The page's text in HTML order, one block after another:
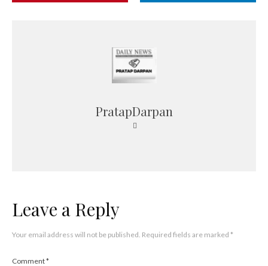
PratapDarpan
Leave a Reply
Your email address will not be published. Required fields are marked *
Comment*